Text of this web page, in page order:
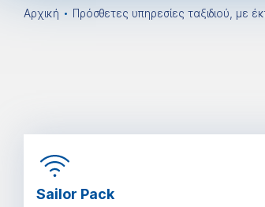
Αρχική Πρόσθετες υπηρεσίες ταξιδιού, με
Sailor Pack